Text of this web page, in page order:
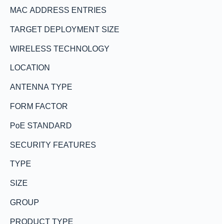
MAC ADDRESS ENTRIES
TARGET DEPLOYMENT SIZE
WIRELESS TECHNOLOGY
LOCATION
ANTENNA TYPE
FORM FACTOR
PoE STANDARD
SECURITY FEATURES
TYPE
SIZE
GROUP